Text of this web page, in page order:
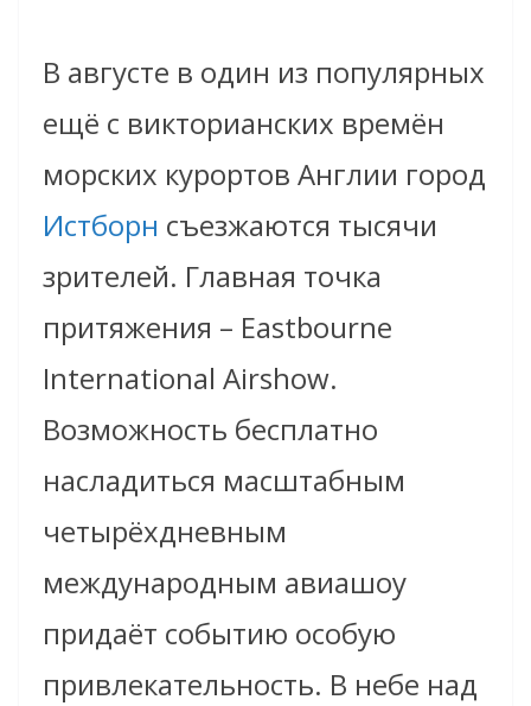
В августе в один из популярных
ещё с викторианских времён
морских курортов Англии город
Истборн съезжаются тысячи
зрителей. Главная точка
притяжения – Eastbourne
International Airshow.
Возможность бесплатно
насладиться масштабным
четырёхдневным
международным авиашоу
придаёт событию особую
привлекательность. В небе над